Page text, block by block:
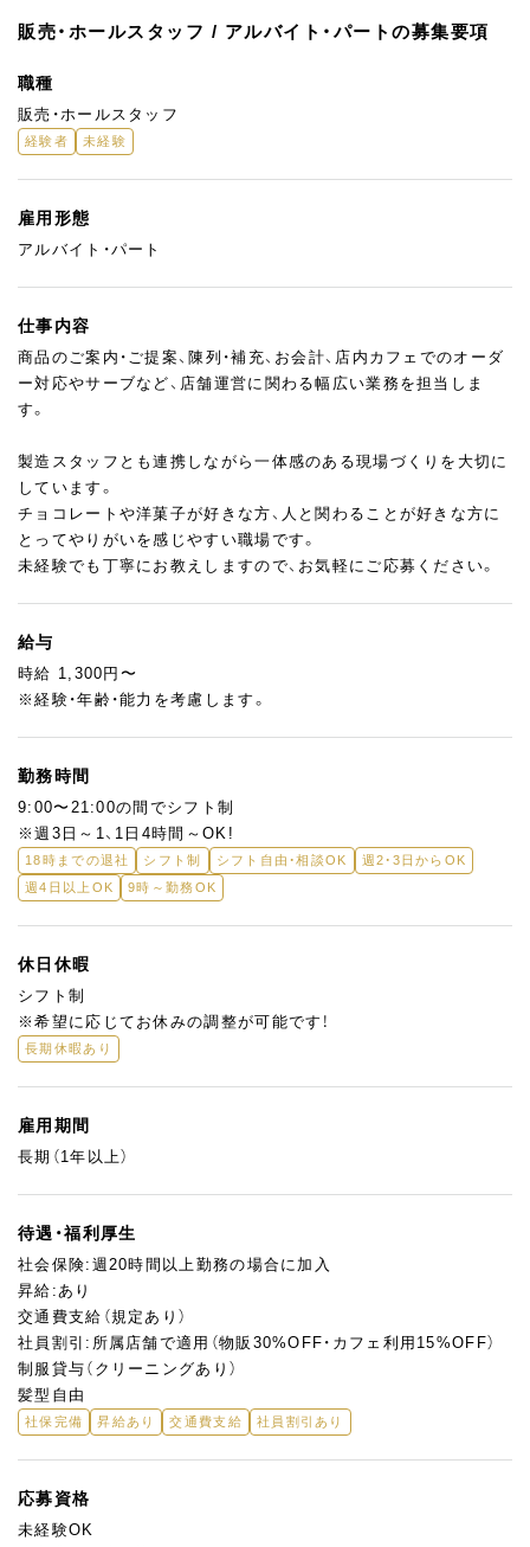
販売・ホールスタッフ / アルバイト・パートの募集要項
職種
販売・ホールスタッフ
経験者 未経験
雇用形態
アルバイト・パート
仕事内容
商品のご案内・ご提案、陳列・補充、お会計、店内カフェでのオーダ
ー対応やサーブなど、店舗運営に関わる幅広い業務を担当しま
す。
製造スタッフとも連携しながら一体感のある現場づくりを大切に
しています。
チョコレートや洋菓子が好きな方、人と関わることが好きな方に
とってやりがいを感じやすい職場です。
未経験でも丁寧にお教えしますので、お気軽にご応募ください。
給与
時給 1,300円〜
※経験・年齢・能力を考慮します。
勤務時間
9:00〜21:00の間でシフト制
※週3日～1、1日4時間～OK!
18時までの退社 シフト制 シフト自由・相談OK
週2・3日からOK
週4日以上OK
9時～勤務OK
休日休暇
シフト制
※希望に応じてお休みの調整が可能です！
長期休暇あり
雇用期間
長期（1年以上）
待遇・福利厚生
社会保険:週20時間以上勤務の場合に加入
昇給:あり
交通費支給（規定あり）
社員割引:所属店舗で適用（物販30%OFF・カフェ利用15%OFF）
制服貸与（クリーニングあり）
髪型自由
社保完備 昇給あり 交通費支給 社員割引あり
応募資格
未経験OK